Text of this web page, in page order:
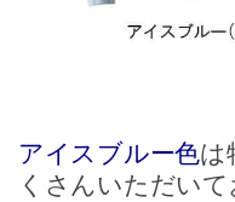
アイスブルー色は
くさんいただいて